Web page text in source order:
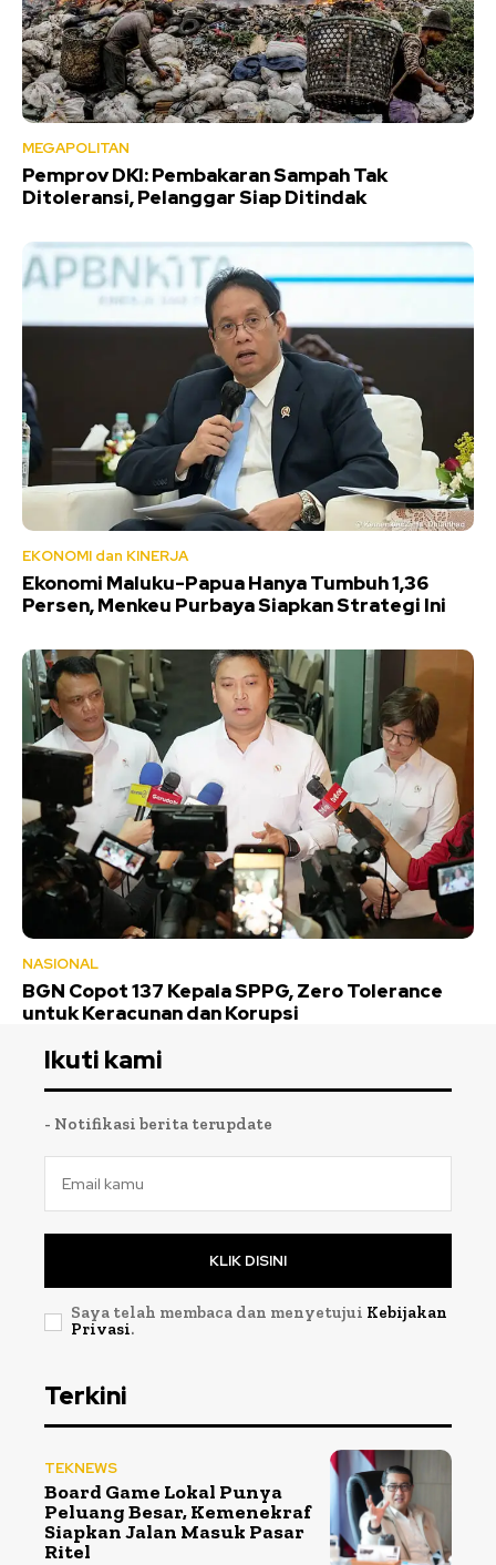
MEGAPOLITAN
Pemprov DKI: Pembakaran Sampah Tak
Ditoleransi, Pelanggar Siap Ditindak
EKONOMI dan KINERJA
Ekonomi Maluku-Papua Hanya Tumbuh 1,36
Persen, Menkeu Purbaya Siapkan Strategi Ini
NASIONAL
BGN Copot 137 Kepala SPPG, Zero Tolerance
untuk Keracunan dan Korupsi
Ikuti kami
- Notifikasi berita terupdate
KLIK DISINI
Saya telah membaca dan menyetujui Kebijakan
Privasi.
Terkini
TEKNEWS
Board Game Lokal Punya
Peluang Besar, Kemenekraf
Siapkan Jalan Masuk Pasar
Ritel